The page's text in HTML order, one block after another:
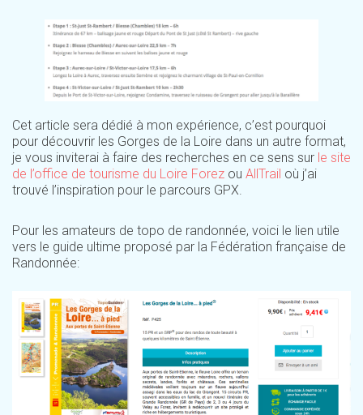
Cet article sera dédié à mon expérience, c’est pourquoi
pour découvrir les Gorges de la Loire dans un autre format,
je vous inviterai à faire des recherches en ce sens sur le site
de l’office de tourisme du Loire Forez ou AllTrail où j’ai
trouvé l’inspiration pour le parcours GPX.
Pour les amateurs de topo de randonnée, voici le lien utile
vers le guide ultime proposé par la Fédération française de
Randonnée: